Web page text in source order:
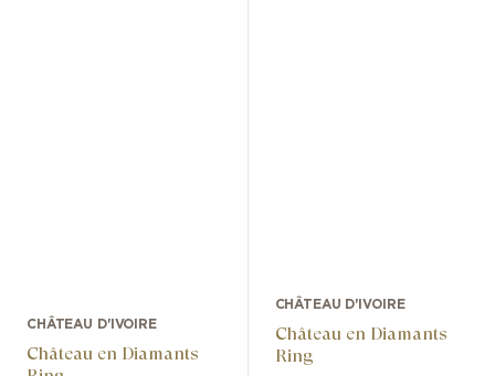
CHÂTEAU D'IVOIRE
Château en Diamants
CHÂTEAU D'IVOIRE
Château en Diamants
Ring